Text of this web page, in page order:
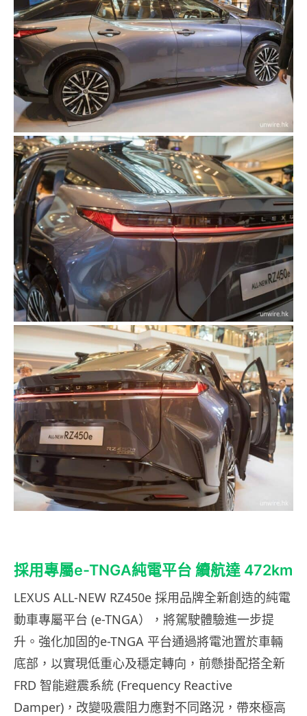
採用專屬e-TNGA純電平台 續航達 472km
LEXUS ALL-NEW RZ450e 採用品牌全新創造的純電
動車專屬平台 (e-TNGA），將駕駛體驗進一步提
升。強化加固的e-TNGA 平台通過將電池置於車輛
底部，以實現低重心及穩定轉向，前懸掛配搭全新
FRD 智能避震系統 (Frequency Reactive
Damper)，改變吸震阻力應對不同路況，帶來極高